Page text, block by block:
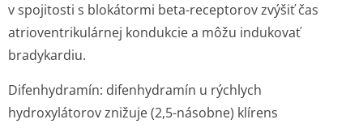
v spojitosti s blokátormi beta-receptorov zvýšiť čas
atrioventrikulárnej kondukcie a môžu indukovať
bradykardiu.
Difenhydramín: difenhydramín u rýchlych
hydroxylátorov znižuje (2,5-násobne) klírens